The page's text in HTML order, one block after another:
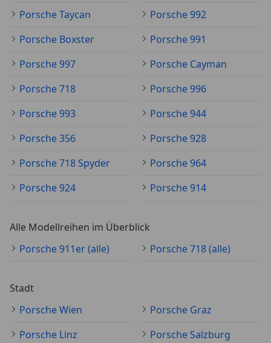
Porsche Taycan
Porsche 992
Porsche Boxster
Porsche 991
Porsche 997
Porsche Cayman
Porsche 718
Porsche 996
Porsche 993
Porsche 944
Porsche 356
Porsche 928
Porsche 718 Spyder
Porsche 964
Porsche 924
Porsche 914
Alle Modellreihen im Überblick
Porsche 911er (alle)
Porsche 718 (alle)
Stadt
Porsche Wien
Porsche Graz
Porsche Linz
Porsche Salzburg